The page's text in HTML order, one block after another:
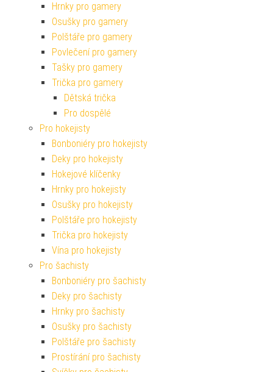
Hrnky pro gamery
Osušky pro gamery
Polštáře pro gamery
Povlečení pro gamery
Tašky pro gamery
Trička pro gamery
Dětská trička
Pro dospělé
Pro hokejisty
Bonboniéry pro hokejisty
Deky pro hokejisty
Hokejové klíčenky
Hrnky pro hokejisty
Osušky pro hokejisty
Polštáře pro hokejisty
Trička pro hokejisty
Vína pro hokejisty
Pro šachisty
Bonboniéry pro šachisty
Deky pro šachisty
Hrnky pro šachisty
Osušky pro šachisty
Polštáře pro šachisty
Prostírání pro šachisty